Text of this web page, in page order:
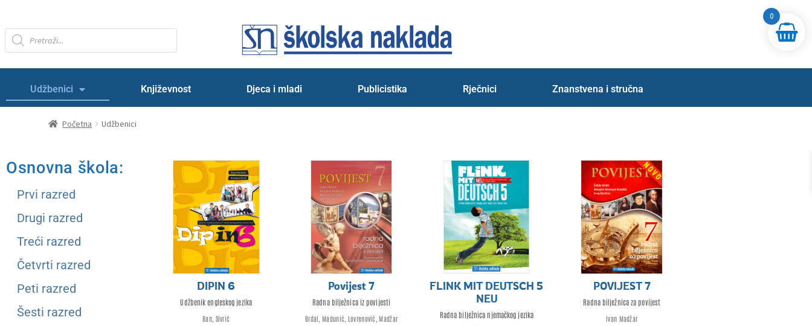
Udžbenici Književnost Djeca i mladi Publicistika Rječnici Znanstvena i stručna
Početna Udžbenici
Osnovna škola:
Prvi razred
Drugi razred
Treći razred
Četvrti razred
Peti razred
Šesti razred
DIPIN 6
Udžbenik engleskog jezika
Ban, Sivrić
Povijest 7
Radna bilježnica iz povijesti
Brdal, Madunić, Lovrenović, Madžar
FLINK MIT DEUTSCH 5
NEU
Radna bilježnica njemačkog jezika
POVIJEST 7
Radna bilježnica za povijest
Ivan Madžar
0